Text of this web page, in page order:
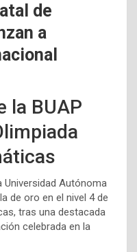
de
a
la BUAP
Universidad Autónoma
de oro en el nivel 4 de
tras una destacada
celebrada en la